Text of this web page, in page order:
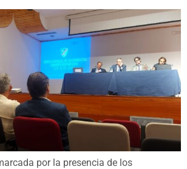
por la presencia de los